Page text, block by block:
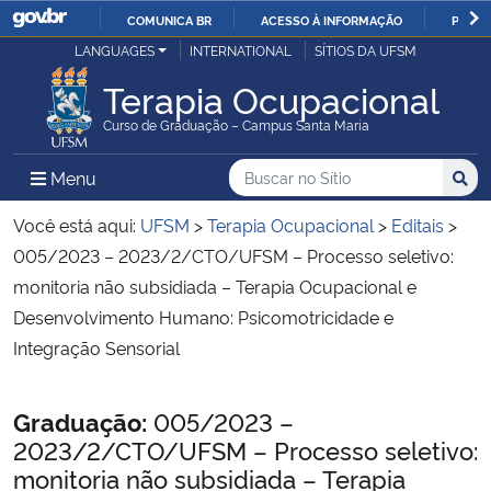
IR
O
COMUNICA BR ACESSO À INFORMAÇÃO
Ministério da Justiça e Segurança Pública
Ministério da Defesa
Ministério das Relações Exteriores
Ministério da Economia
Ministério da Educação
LANGUAGES INTERNATIONAL SÍTIOS DA UFSM
Terapia Ocupacional
Curso de Graduação – Campus Santa Maria
Menu Menu Principal do Sítio
Busca
Buscar no no Sítio
Busca:
Você está aqui: UFSM >Terapia Ocupacional > Editais >
005/2023 – 2023/2/CTO/UFSM – Processo seletivo:
monitoria não subsidiada – Terapia Ocupacional e
Desenvolvimento Humano: Psicomotricidade e
Integração Sensorial
Início do conteúdo
Graduação: 005/2023 –
2023/2/CTO/UFSM – Processo seletivo:
monitoria não subsidiada – Terapia